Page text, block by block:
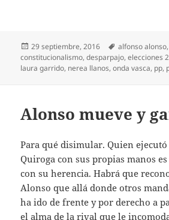
Publicado
el
29 septiembre, 2016 Etiquetas
alfonso alonso
constitucionalismo,desparpajo,elecciones
laura garrido, nerea llanos,onda vasca, pp,
Alonso mueve y
Para qué disimular. Quien
Quiroga con sus propias manos
con su herencia. Habrá que
Alonso que allá donde otros
ha ido de frente y por derecho a
el alma de la rival que le